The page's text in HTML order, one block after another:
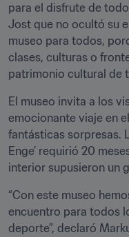
para el disfrute de
Jost que no ocultó su
museo para todos,
clases, culturas o
patrimonio cultural de
El museo invita a los
emocionante viaje en
fantásticas sorpresas.
Enge’ requirió 20
interior supusieron un
“Con este museo
encuentro para todos
deporte”, declaró